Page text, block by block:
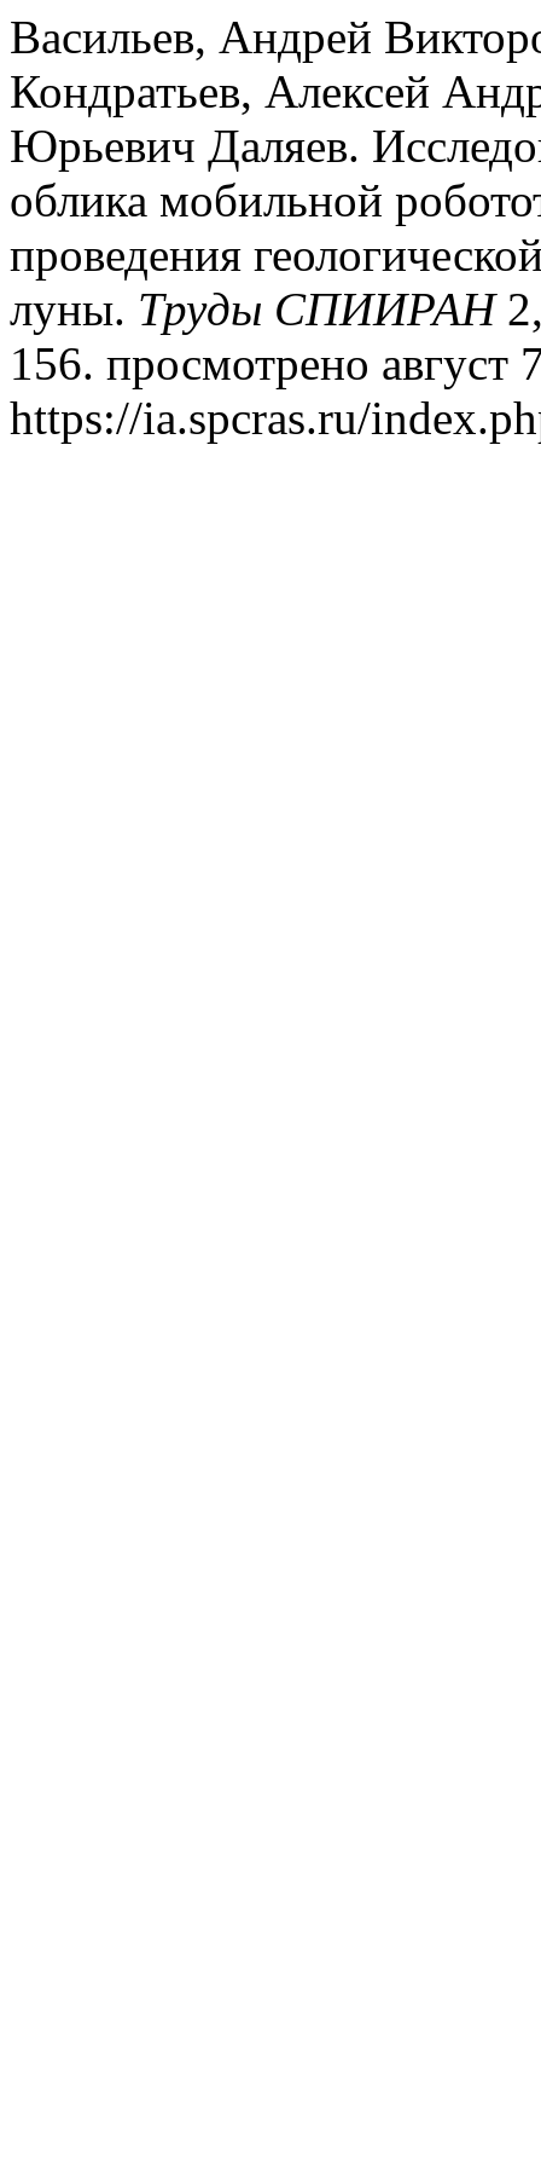
Васильев, Андрей
Кондратьев, Алексей
Юрьевич Даляев.
облика мобильной
проведения
луны. Труды СПИИРАН
156. просмотрено август
https://ia.spcras.ru/